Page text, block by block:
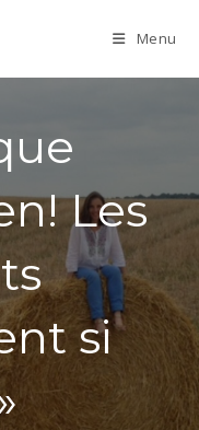
Menu
Les
si